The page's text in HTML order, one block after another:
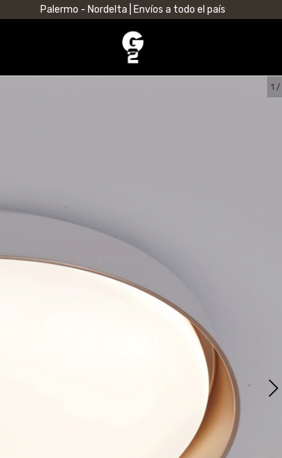
Palermo - Nordelta | Envíos a todo el país
1 /